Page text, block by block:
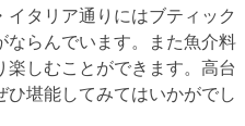
イタリア通りにはブティック
ならんでいます。また魚介料
しむことができます。高台
堪能してみてはいかがでし